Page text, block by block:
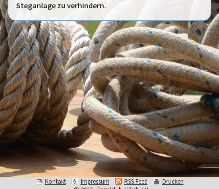
Steganlage zu verhindern.
Kontakt Impressum RSS Feed
Drucken